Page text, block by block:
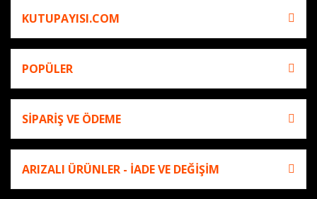
KUTUPAYISI.COM
POPÜLER
SİPARİŞ VE ÖDEME
ARIZALI ÜRÜNLER - İADE VE DEĞİŞİM